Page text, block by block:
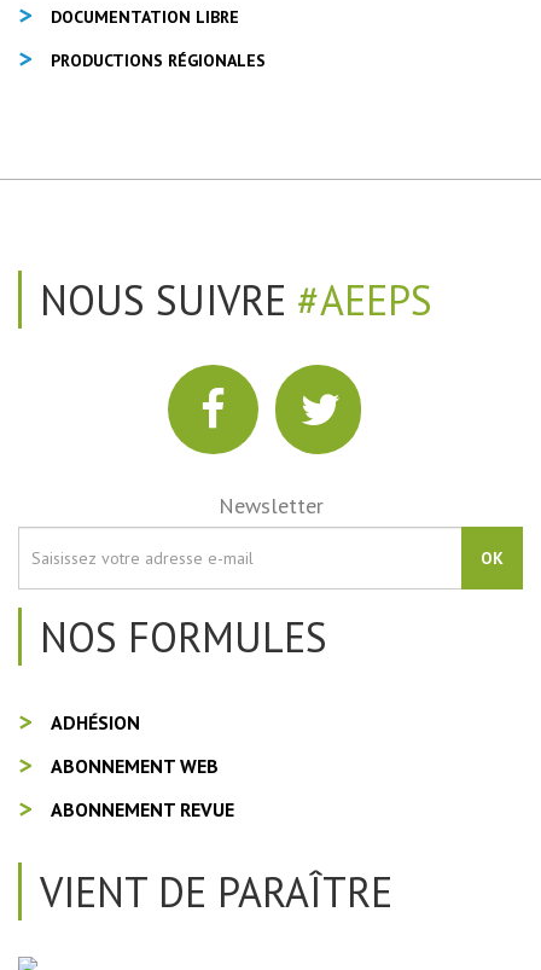
DOCUMENTATION LIBRE
PRODUCTIONS RÉGIONALES
NOUS SUIVRE #AEEPS
Newsletter
OK
NOS FORMULES
ADHÉSION
ABONNEMENT WEB
ABONNEMENT REVUE
VIENT DE PARAÎTRE